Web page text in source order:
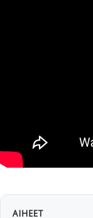
AIHEET